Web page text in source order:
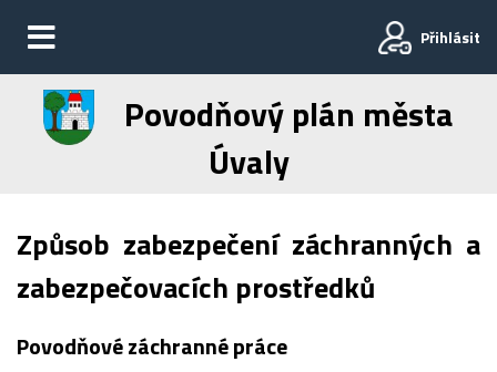
Přihlásit
Povodňový plán města
Úvaly
Způsob zabezpečení záchranných a
zabezpečovacích prostředků
Povodňové záchranné práce